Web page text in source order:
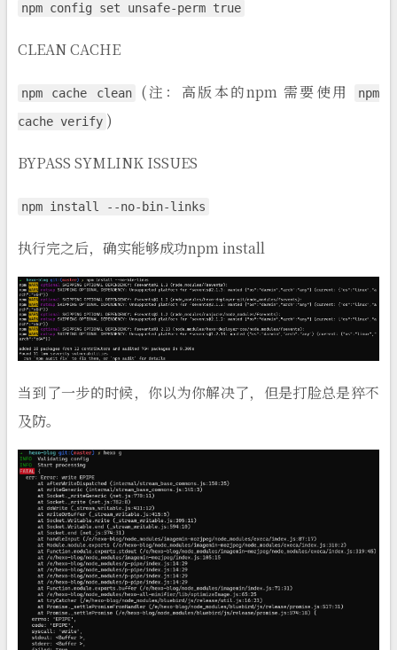
npm config set unsafe-perm true
CLEAN CACHE
npm cache clean (注：高版本的npm 需要使用
npm
cache verify )
BYPASS SYMLINK ISSUES
npm install --no-bin-links
执行完之后，确实能够成功npm install
当到了一步的时候，你以为你解决了，但是打脸总是猝不
及防。